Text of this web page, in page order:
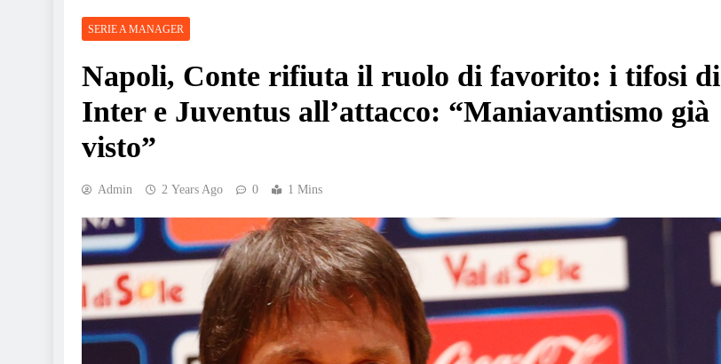
SERIE A MANAGER
Napoli, Conte rifiuta il ruolo di favorito: i tifosi di
Inter e Juventus all’attacco: “Maniavantismo già
visto”
Admin 2 Years Ago 0 1 Mins